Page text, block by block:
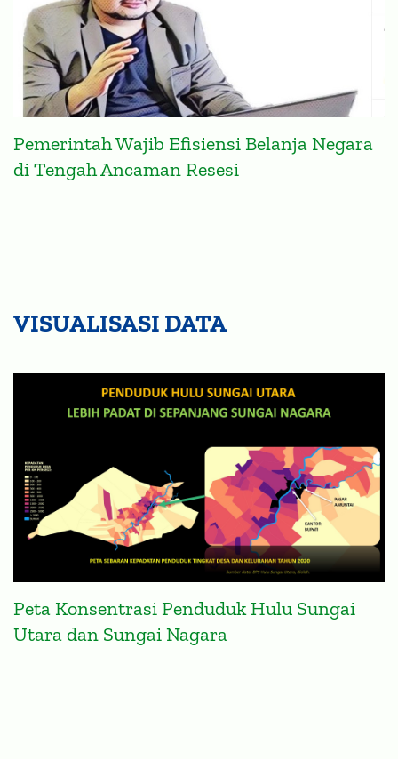
Pemerintah Wajib Efisiensi Belanja Negara
di Tengah Ancaman Resesi
VISUALISASI DATA
Peta Konsentrasi Penduduk Hulu Sungai
Utara dan Sungai Nagara